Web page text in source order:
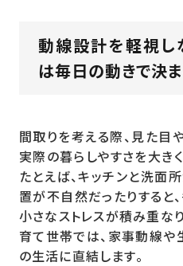
動線設計を軽視し
は毎日の動きで決
間取りを考える際、見た目
実際の暮らしやすさを大き
たとえば、キッチンと洗面
置が不自然だったりすると
小さなストレスが積み重な
育て世帯では、家事動線
の生活に直結します。